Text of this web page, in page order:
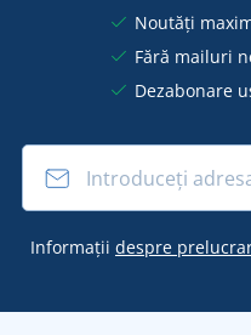
Noutăți
Fără mailuri
Dezabonare
Informații despre